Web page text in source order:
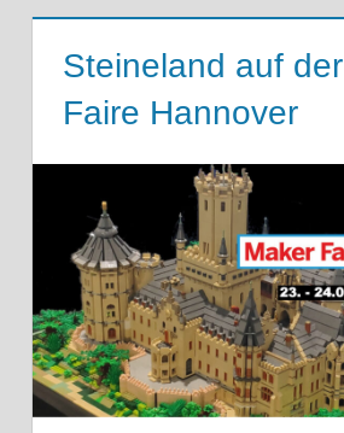
User
Group
Deutschlands
Steineland auf
Faire Hannover